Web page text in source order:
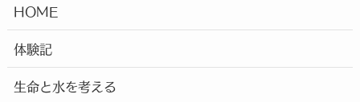
HOME
体験記
生命と水を考える